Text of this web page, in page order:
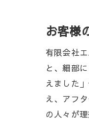
お客様
有限会社
と、細部
えました
え、アフ
の人々が